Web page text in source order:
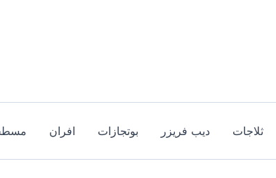
ثلاجات ديب فريزر بوتجازات افران